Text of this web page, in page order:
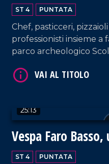
ST 4 PUNTATA
Chef, pasticceri,
professionisti insieme a
parco archeologico
25:13
Vespa Faro
degli Dei
ST 4 PUNTATA
VAI AL TITOLO
VAI AL TITOLO